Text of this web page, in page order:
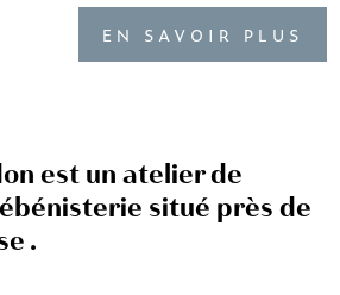
EN SAVOIR PLUS
est un atelier de
situé près de
.